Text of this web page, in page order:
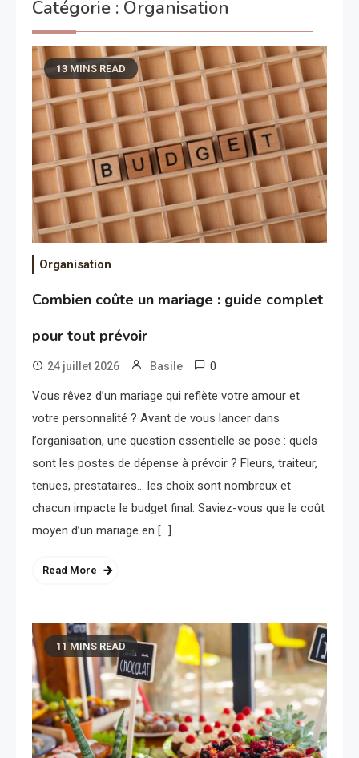
Catégorie : Organisation
13 MINS READ
Organisation
Combien coûte un mariage : guide complet
pour tout prévoir
24 juillet 2026 Basile 0
Vous rêvez d’un mariage qui reflète votre amour et
votre personnalité ? Avant de vous lancer dans
l’organisation, une question essentielle se pose : quels
sont les postes de dépense à prévoir ? Fleurs, traiteur,
tenues, prestataires… les choix sont nombreux et
chacun impacte le budget final. Saviez-vous que le coût
moyen d’un mariage en […]
Read More
11 MINS READ